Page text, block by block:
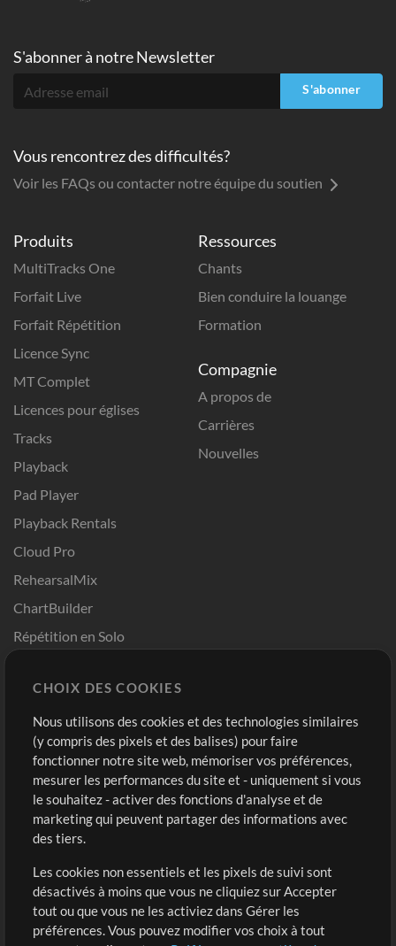
Produits
MultiTracks One
Forfait Live
Forfait Répétition
Licence Sync
MT Complet
Licences pour églises
Tracks
Playback
Pad Player
Playback Rentals
Cloud Pro
RehearsalMix
ChartBuilder
Répétition en Solo
Modèles ProPresenter
Sons
Ressources
Chants
Bien conduire la louange
Formation
Compagnie
A propos de
Carrières
Nouvelles
Boutique
Acheter des crédits
Contenu gratuit
Extras
Sessions
Compte
Connexion
S'inscrire
S'abonner à notre Newsletter
S'abonner
Vous rencontrez des difficultés?
Voir les FAQs ou contacter notre équipe du soutien
CHOIX DES COOKIES
Nous utilisons des cookies et des technologies similaires
(y compris des pixels et des balises) pour faire
fonctionner notre site web, mémoriser vos préférences,
mesurer les performances du site et - uniquement si vous
le souhaitez - activer des fonctions d'analyse et de
marketing qui peuvent partager des informations avec
des tiers.
Les cookies non essentiels et les pixels de suivi sont
désactivés à moins que vous ne cliquiez sur Accepter
tout ou que vous ne les activiez dans Gérer les
préférences. Vous pouvez modifier vos choix à tout